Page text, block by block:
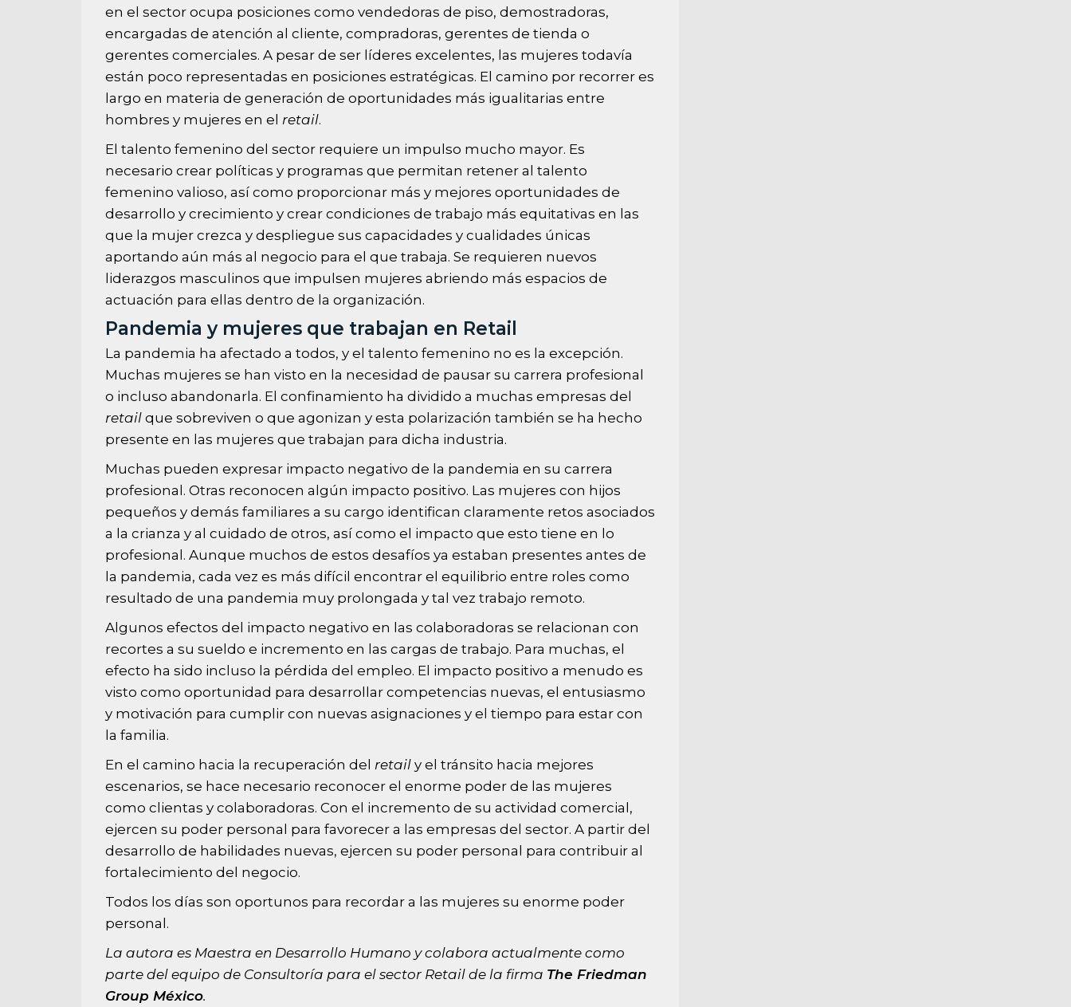
en el sector ocupa posiciones como vendedoras de piso, demostradoras,
encargadas de atención al cliente, compradoras, gerentes de tienda o
gerentes comerciales. A pesar de ser líderes excelentes, las mujeres todavía
están poco representadas en posiciones estratégicas. El camino por recorrer es
largo en materia de generación de oportunidades más igualitarias entre
hombres y mujeres en el retail.
El talento femenino del sector requiere un impulso mucho mayor. Es
necesario crear políticas y programas que permitan retener al talento
femenino valioso, así como proporcionar más y mejores oportunidades de
desarrollo y crecimiento y crear condiciones de trabajo más equitativas en las
que la mujer crezca y despliegue sus capacidades y cualidades únicas
aportando aún más al negocio para el que trabaja. Se requieren nuevos
liderazgos masculinos que impulsen mujeres abriendo más espacios de
actuación para ellas dentro de la organización.
Pandemia y mujeres que trabajan en Retail
La pandemia ha afectado a todos, y el talento femenino no es la excepción.
Muchas mujeres se han visto en la necesidad de pausar su carrera profesional
o incluso abandonarla. El confinamiento ha dividido a muchas empresas del
retail que sobreviven o que agonizan y esta polarización también se ha hecho
presente en las mujeres que trabajan para dicha industria.
Muchas pueden expresar impacto negativo de la pandemia en su carrera
profesional. Otras reconocen algún impacto positivo. Las mujeres con hijos
pequeños y demás familiares a su cargo identifican claramente retos asociados
a la crianza y al cuidado de otros, así como el impacto que esto tiene en lo
profesional. Aunque muchos de estos desafíos ya estaban presentes antes de
la pandemia, cada vez es más difícil encontrar el equilibrio entre roles como
resultado de una pandemia muy prolongada y tal vez trabajo remoto.
Algunos efectos del impacto negativo en las colaboradoras se relacionan con
recortes a su sueldo e incremento en las cargas de trabajo. Para muchas, el
efecto ha sido incluso la pérdida del empleo. El impacto positivo a menudo es
visto como oportunidad para desarrollar competencias nuevas, el entusiasmo
y motivación para cumplir con nuevas asignaciones y el tiempo para estar con
la familia.
En el camino hacia la recuperación del retail y el tránsito hacia mejores
escenarios, se hace necesario reconocer el enorme poder de las mujeres
como clientas y colaboradoras. Con el incremento de su actividad comercial,
ejercen su poder personal para favorecer a las empresas del sector. A partir del
desarrollo de habilidades nuevas, ejercen su poder personal para contribuir al
fortalecimiento del negocio.
Todos los días son oportunos para recordar a las mujeres su enorme poder
personal.
La autora es Maestra en Desarrollo Humano y colabora actualmente como
parte del equipo de Consultoría para el sector Retail de la firma The Friedman
Group México.